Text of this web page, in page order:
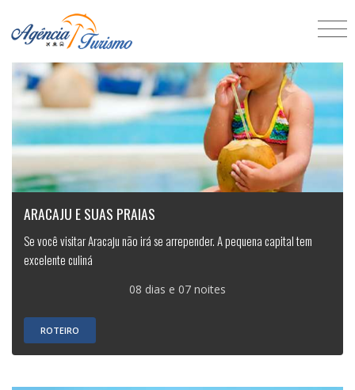
ARACAJU E SUAS PRAIAS
Se você visitar Aracaju não irá se arrepender. A pequena capital tem
excelente culiná
08 dias e 07 noites
ROTEIRO